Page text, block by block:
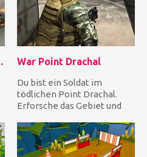
War Point Drachal
Du bist ein Soldat im
tödlichen Point Drachal.
Erforsche das Gebiet und
a...